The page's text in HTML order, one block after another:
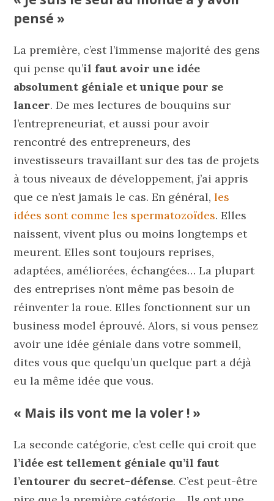
pensé »
La première, c’est l’immense majorité des gens
qui pense qu’il faut avoir une idée
absolument géniale et unique pour se
lancer. De mes lectures de bouquins sur
l’entrepreneuriat, et aussi pour avoir
rencontré des entrepreneurs, des
investisseurs travaillant sur des tas de projets
à tous niveaux de développement, j’ai appris
que ce n’est jamais le cas. En général,les
idées sont comme les spermatozoïdes. Elles
naissent, vivent plus ou moins longtemps et
meurent. Elles sont toujours reprises,
adaptées, améliorées, échangées… La plupart
des entreprises n’ont même pas besoin de
réinventer la roue. Elles fonctionnent sur un
business model éprouvé. Alors, si vous pensez
avoir une idée géniale dans votre sommeil,
dites vous que quelqu’un quelque part a déjà
eu la même idée que vous.
« Mais ils vont me la voler ! »
La seconde catégorie, c’est celle qui croit que
l’idée est tellement géniale qu’il faut
l’entourer du secret-défense. C’est peut-être